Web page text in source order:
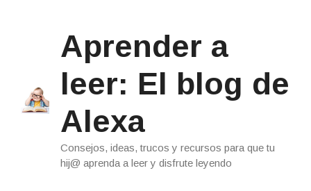
Aprender a
leer: El blog de
Alexa
Consejos, ideas, trucos y recursos para que tu
hij@ aprenda a leer y disfrute leyendo